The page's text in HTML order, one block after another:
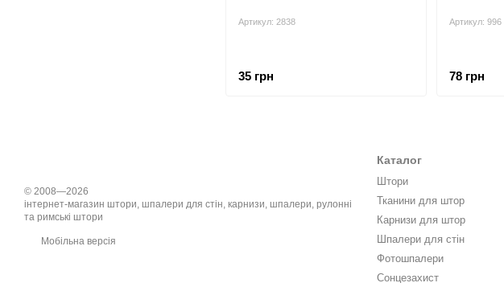
Артикул: 2838
35 грн
Артикул: 996
78 грн
© 2008—2026
інтернет-магазин штори, шпалери для стін, карнизи, шпалери, рулонні
та римські штори
Мобільна версія
Каталог
Штори
Тканини для штор
Карнизи для штор
Шпалери для стін
Фотошпалери
Сонцезахист